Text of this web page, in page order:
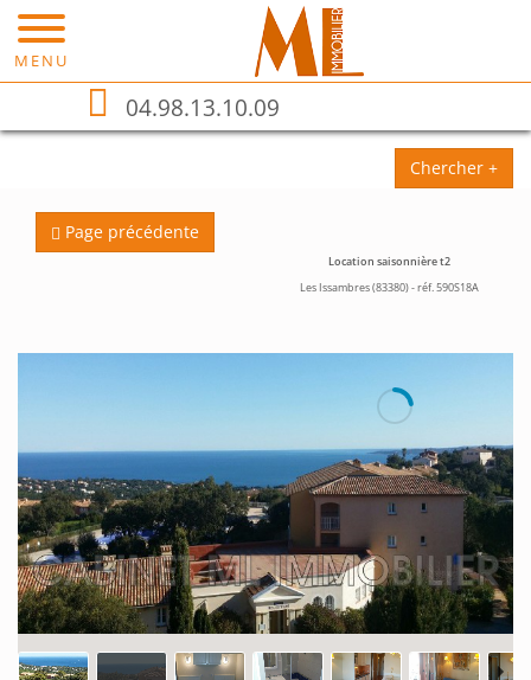
MENU
04.98.13.10.09
Chercher +
Page précédente
Location saisonnière t2
Les Issambres (83380) - réf. 590S18A